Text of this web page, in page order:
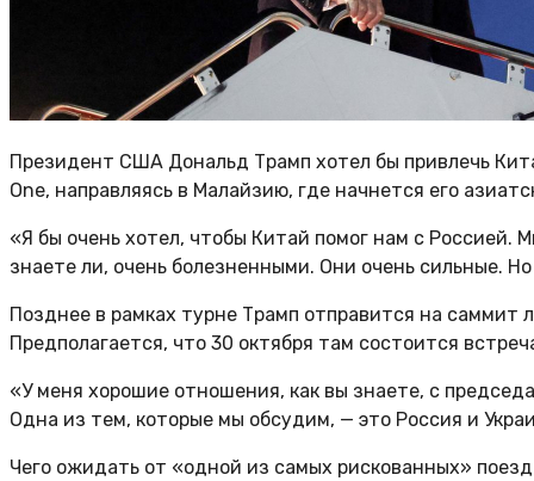
Президент США Дональд Трамп хотел бы привлечь
One, направляясь в Малайзию, где начнется его
«Я бы очень хотел, чтобы Китай помог нам с Россией.
знаете ли, очень болезненными. Они очень сильные.
Позднее в рамках турне Трамп отправится на
Предполагается, что 30 октября там состоится
«У меня хорошие отношения, как вы знаете, с
Одна из тем, которые мы обсудим, — это Россия и
Чего ожидать от «одной из самых рискованных»